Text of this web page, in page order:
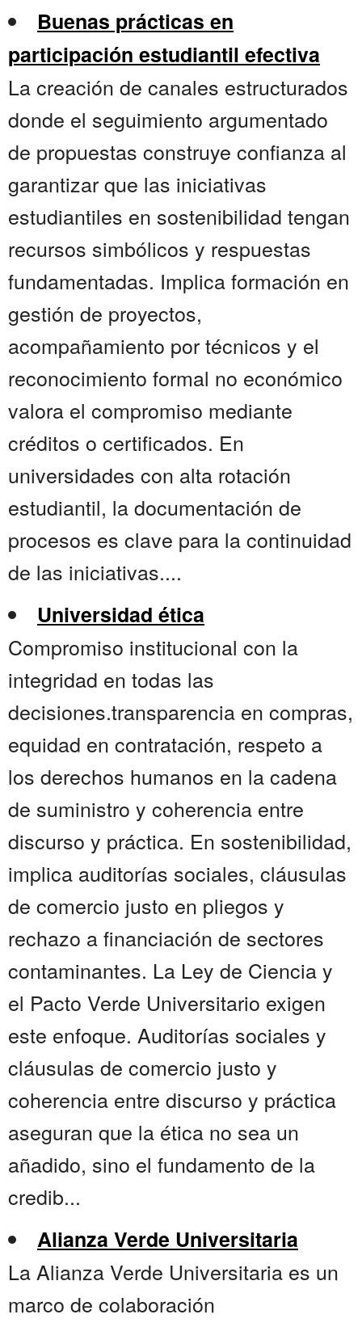
Buenas prácticas en
participación estudiantil efectiva
La creación de canales estructurados
donde el seguimiento argumentado
de propuestas construye confianza al
garantizar que las iniciativas
estudiantiles en sostenibilidad tengan
recursos simbólicos y respuestas
fundamentadas. Implica formación en
gestión de proyectos,
acompañamiento por técnicos y el
reconocimiento formal no económico
valora el compromiso mediante
créditos o certificados. En
universidades con alta rotación
estudiantil, la documentación de
procesos es clave para la continuidad
de las iniciativas....
Universidad ética
Compromiso institucional con la
integridad en todas las
decisiones.transparencia en compras,
equidad en contratación, respeto a
los derechos humanos en la cadena
de suministro y coherencia entre
discurso y práctica. En sostenibilidad,
implica auditorías sociales, cláusulas
de comercio justo en pliegos y
rechazo a financiación de sectores
contaminantes. La Ley de Ciencia y
el Pacto Verde Universitario exigen
este enfoque. Auditorías sociales y
cláusulas de comercio justo y
coherencia entre discurso y práctica
aseguran que la ética no sea un
añadido, sino el fundamento de la
credib...
Alianza Verde Universitaria
La Alianza Verde Universitaria es un
marco de colaboración